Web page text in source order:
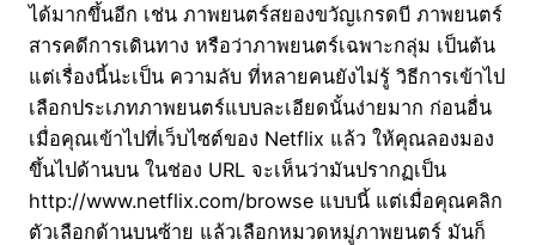
ได้มากขึ้นอีก เช่น ภาพยนตร์สยองขวัญเกรดบี ภาพยนตร์
สารคดีการเดินทาง หรือว่าภาพยนตร์เฉพาะกลุ่ม เป็นต้น
แต่เรื่องนี้น่ะเป็น ความลับ ที่หลายคนยังไม่รู้ วิธีการเข้าไป
เลือกประเภทภาพยนตร์แบบละเอียดนั้นง่ายมาก ก่อนอื่น
เมื่อคุณเข้าไปที่เว็บไซต์ของ Netflix แล้ว ให้คุณลองมอง
ขึ้นไปด้านบน ในช่อง URL จะเห็นว่ามันปรากฏเป็น
http://www.netflix.com/browse แบบนี้ แต่เมื่อคุณคลิก
ตัวเลือกด้านบนซ้าย แล้วเลือกหมวดหมู่ภาพยนตร์ มันก็